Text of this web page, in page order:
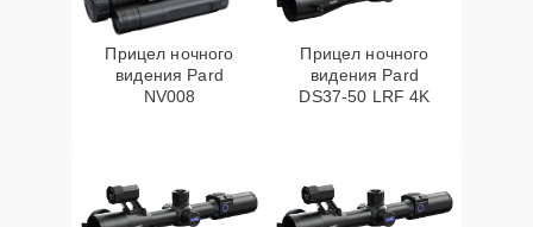
Прицел ночного
видения Pard
NV008
Прицел ночного
видения Pard
DS37-50 LRF 4K